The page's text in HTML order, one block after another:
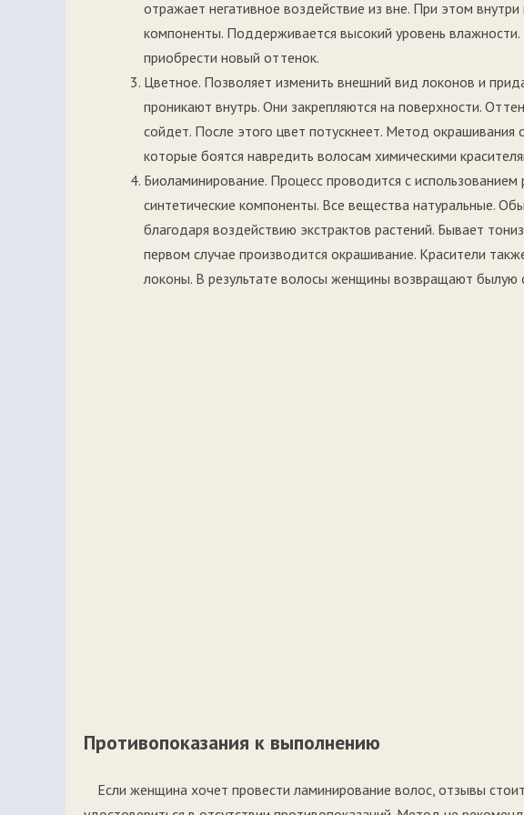
отражает негативное воздействие из вне. При этом
компоненты. Поддерживается высокий уровень
приобрести новый оттенок.
Цветное. Позволяет изменить внешний вид локонов и
проникают внутрь. Они закрепляются на поверхности.
сойдет. После этого цвет потускнеет. Метод
которые боятся навредить волосам химическими
Биоламинирование. Процесс проводится с
синтетические компоненты. Все вещества натуральные.
благодаря воздействию экстрактов растений. Бывает
первом случае производится окрашивание. Красители
локоны. В результате волосы женщины возвращают былую
Противопоказания к выполнению
Если женщина хочет провести ламинирование волос, отзывы